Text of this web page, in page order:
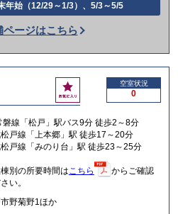
年始（12/29～1/3）、5/3～5/5
話
か
け
る
ページはこちら
お
気
入
り
空室状況
0
磐線「松戸」駅バス9分 徒歩2～8分
戸線「上本郷」駅 徒歩17～20分
戸線「みのり台」駅 徒歩23～25分
別の所要時間はこちら
からご確認
い。
野菊野1ほか